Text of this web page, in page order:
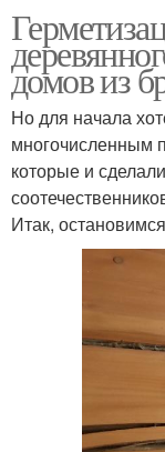
домов из
Но для начала
многочисленным
которые и
Итак,